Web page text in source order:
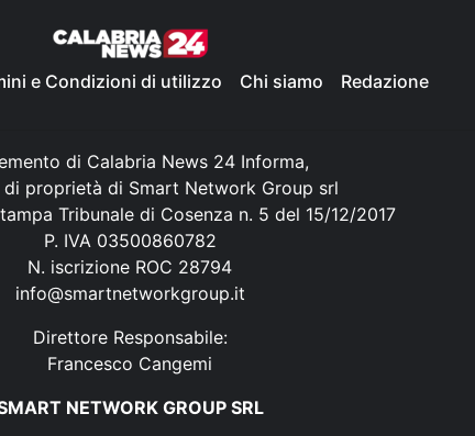
e Condizioni di utilizzo Chi siamo Redazione
di Calabria News 24 Informa,
proprietà di Smart Network Group srl
Tribunale di Cosenza n. 5 del 15/12/2017
P. IVA 03500860782
N. iscrizione ROC 28794
info@smartnetworkgroup.it
Direttore Responsabile:
Francesco Cangemi
NETWORK GROUP SRL